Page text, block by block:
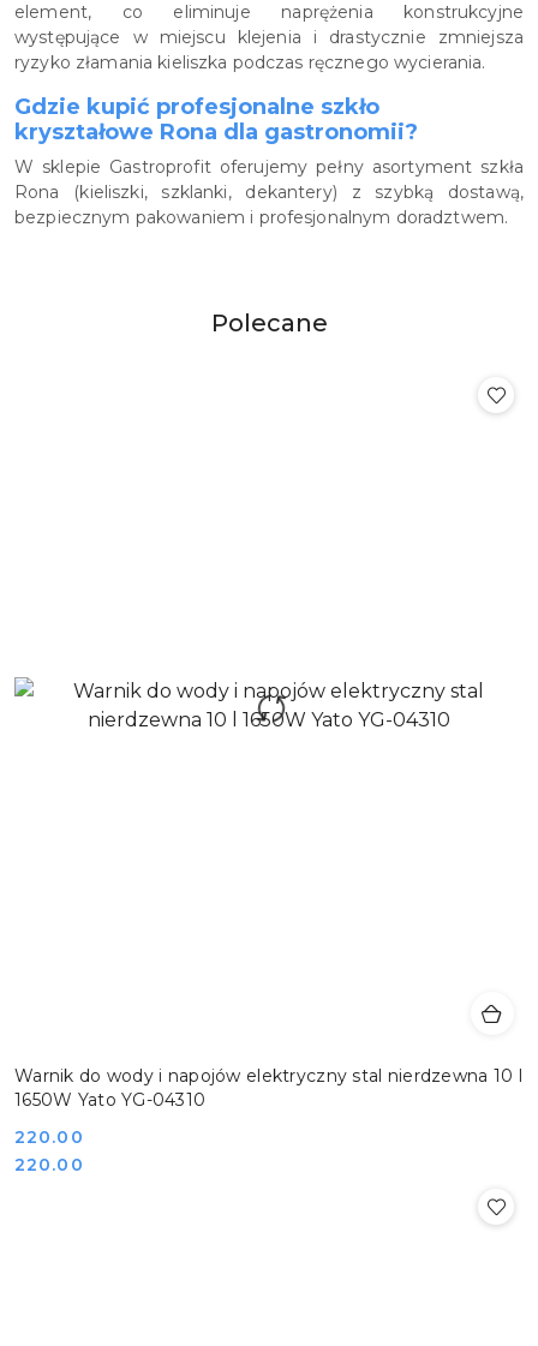
element, co eliminuje naprężenia konstrukcyjne
występujące w miejscu klejenia i drastycznie zmniejsza
ryzyko złamania kieliszka podczas ręcznego wycierania.
Gdzie kupić profesjonalne szkło
kryształowe Rona dla gastronomii?
W sklepie Gastroprofit oferujemy pełny asortyment szkła
Rona (kieliszki, szklanki, dekantery) z szybką dostawą,
bezpiecznym pakowaniem i profesjonalnym doradztwem.
Pomiń karuzelę produktów
Produkty
Polecane
Warnik do wody i napojów elektryczny stal nierdzewna 10 l
1650W Yato YG-04310
Cena:
220.00
Cena:
220.00